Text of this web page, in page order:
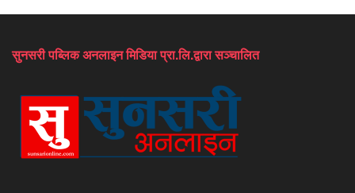
सुनसरी पब्लिक अनलाइन मिडिया प्रा.लि.द्वारा सञ्चालित